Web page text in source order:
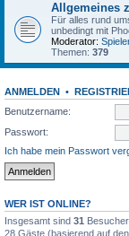
Allgemeines
Für alles rund
unbedingt mit
Moderator:
Themen: 379
ANMELDEN •
Benutzername:
Passwort:
Ich habe mein Passwort
WER IST ONLINE?
Insgesamt sind 31
28 Gäste (basierend auf